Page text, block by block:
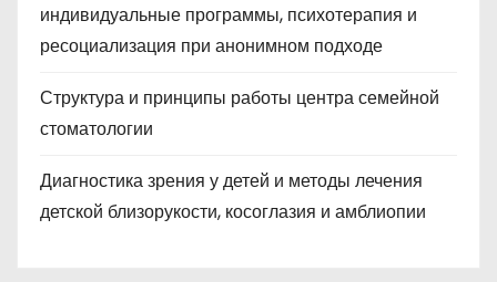
индивидуальные программы, психотерапия и
ресоциализация при анонимном подходе
Структура и принципы работы центра семейной
стоматологии
Диагностика зрения у детей и методы лечения
детской близорукости, косоглазия и амблиопии